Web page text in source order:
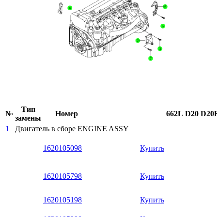
№
Тип
замены
Номер 662L D20
1
Двигатель в сборе ENGINE ASSY
1620105098 Купить
1620105798 Купить
1620105198 Купить